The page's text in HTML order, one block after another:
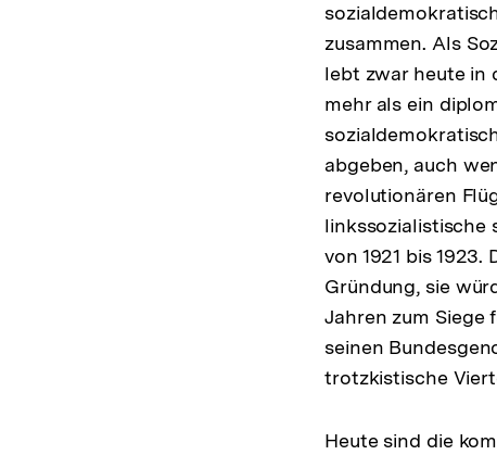
zusammen. Als
lebt zwar heute in
mehr als ein
abgeben, auch
revolutionären
linkssozialistische
von 1921 bis
Gründung, sie
Jahren zum Siege
seinen
trotzkistische
Heute sind die